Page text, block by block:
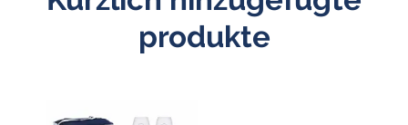
produkte